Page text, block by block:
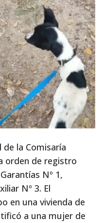
de la Comisaría
orden de registro
Nº 1,
Nº 3. El
en una vivienda de
a una mujer de